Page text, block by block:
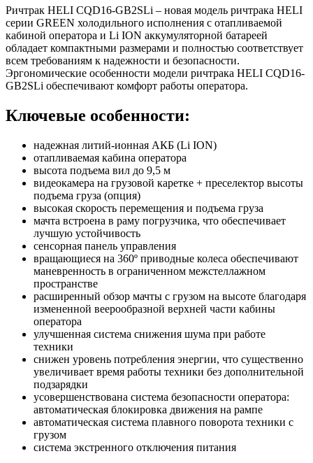
Ричтрак HELI CQD16-GB2SLi – новая модель ричтрака HELI
серии GREEN холодильного исполнения с отапливаемой
кабиной оператора и Li ION аккумуляторной батареей
обладает компактными размерами и полностью соответствует
всем требованиям к надежности и безопасности.
Эргономические особенности модели ричтрака HELI CQD16-
GB2SLi обеспечивают комфорт работы оператора.
Ключевые особенности:
надежная литий-ионная АКБ (Li ION)
отапливаемая кабина оператора
высота подъема вил до 9,5 м
видеокамера на грузовой каретке + преселектор высоты
подъема груза (опция)
высокая скорость перемещения и подъема груза
мачта встроена в раму погрузчика, что обеспечивает
лучшую устойчивость
сенсорная панель управления
вращающиеся на 360º приводные колеса обеспечивают
маневренность в ограниченном межстеллажном
пространстве
расширенный обзор мачты с грузом на высоте благодаря
измененной веерообразной верхней части кабины
оператора
улучшенная система снижения шума при работе
техники
снижен уровень потребления энергии, что существенно
увеличивает время работы техники без дополнительной
подзарядки
усовершенствована система безопасности оператора:
автоматическая блокировка движения на рампе
автоматическая система плавного поворота техники с
грузом
система экстренного отключения питания